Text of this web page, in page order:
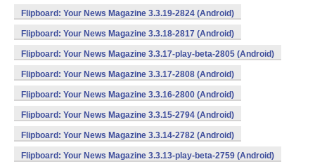
Flipboard: Your News Magazine 3.3.19-2824 (Android)
Flipboard: Your News Magazine 3.3.18-2817 (Android)
Flipboard: Your News Magazine 3.3.17-play-beta-2805 (Android)
Flipboard: Your News Magazine 3.3.17-2808 (Android)
Flipboard: Your News Magazine 3.3.16-2800 (Android)
Flipboard: Your News Magazine 3.3.15-2794 (Android)
Flipboard: Your News Magazine 3.3.14-2782 (Android)
Flipboard: Your News Magazine 3.3.13-play-beta-2759 (Android)